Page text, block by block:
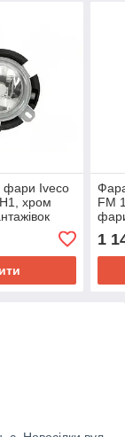
фари Iveco
хром
єврокарго
FM
1